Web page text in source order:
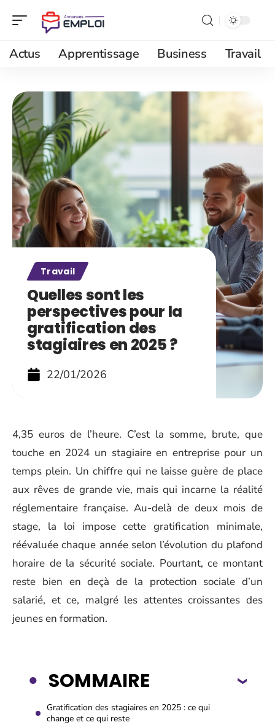
Actus Apprentissage Business Travail
Travail
Quelles sont les
perspectives pour la
gratification des
stagiaires en 2025 ?
22/01/2026
4,35 euros de l’heure. C’est la somme, brute, que
touche en 2024 un stagiaire en entreprise pour un
temps plein. Un chiffre qui ne laisse guère de place
aux rêves de grande vie, mais qui incarne la réalité
réglementaire française. Au-delà de deux mois de
stage, la loi impose cette gratification minimale,
réévaluée chaque année selon l’évolution du plafond
horaire de la sécurité sociale. Pourtant, ce montant
reste bien en deçà de la protection sociale d’un
salarié, et ce, malgré les attentes croissantes des
jeunes en formation.
SOMMAIRE
Gratification des stagiaires en 2025 : ce qui
change et ce qui reste